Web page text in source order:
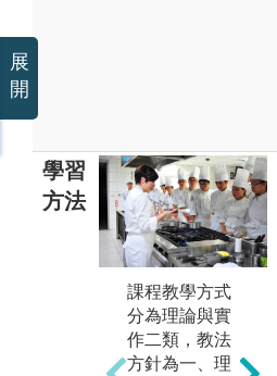
學習
方法
課程教學方式
分為理論與實
作二類，教法
方針為一、理
展
開